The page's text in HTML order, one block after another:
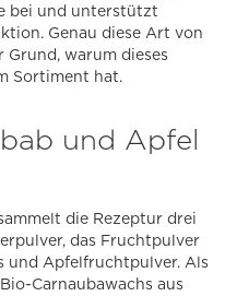
bei und unterstützt
Genau diese Art von
warum dieses
Sortiment hat.
und Apfel
die Rezeptur drei
das Fruchtpulver
und Apfelfruchtpulver. Als
Carnaubawachs aus